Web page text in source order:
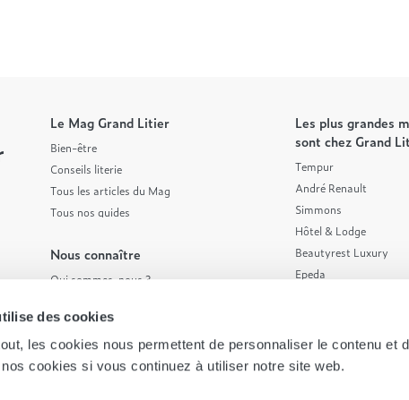
des cookies
les cookies nous permettent de personnaliser le contenu et
cookies si vous continuez à utiliser notre site web.
Le Mag Grand Litier
Bien-être
Conseils literie
Tous les articles du Mag
Tous nos guides
Nous connaître
Qui sommes-nous ?
Nos engagements
On recrute ! 👋
Rejoindre notre réseau
Les plus grandes
sont chez Grand
Tempur
André Renault
Simmons
Hôtel & Lodge
Beautyrest Luxury
Epeda